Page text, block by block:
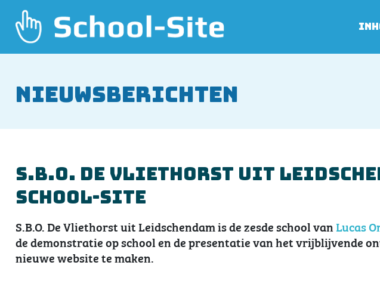
Nieuwsberichten
S.B.O. De Vliethorst uit
School-Site
S.B.O. De Vliethorst uit Leidschendam is de zesde school vanLucas
de demonstratie op school en de presentatie van het vrijblijvende
nieuwe website te maken.